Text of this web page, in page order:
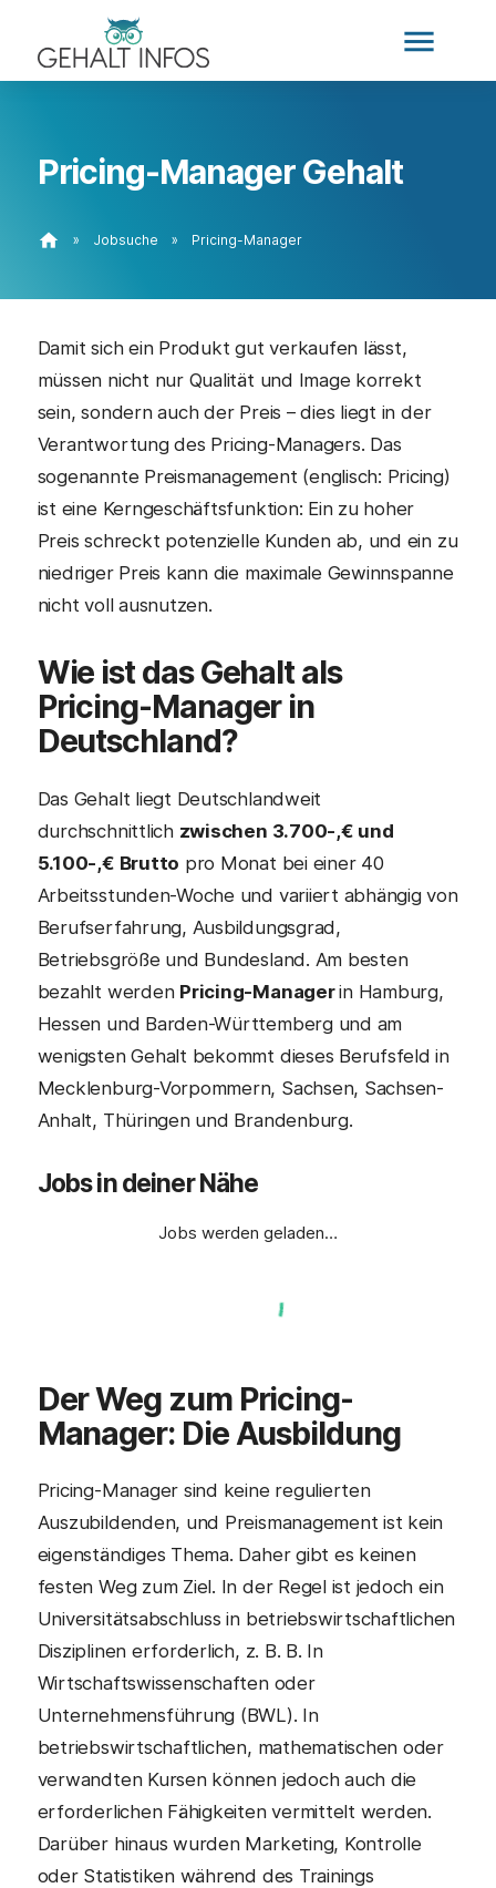
menu
Pricing-Manager Gehalt
home » Jobsuche » Pricing-Manager
Damit sich ein Produkt gut verkaufen lässt,
müssen nicht nur Qualität und Image korrekt
sein, sondern auch der Preis – dies liegt in der
Verantwortung des Pricing-Managers. Das
sogenannte Preismanagement (englisch: Pricing)
ist eine Kerngeschäftsfunktion: Ein zu hoher
Preis schreckt potenzielle Kunden ab, und ein zu
niedriger Preis kann die maximale Gewinnspanne
nicht voll ausnutzen.
Wie ist das Gehalt als
Pricing-Manager in
Deutschland?
Das Gehalt liegt Deutschlandweit
durchschnittlich zwischen 3.700-,€ und
5.100-,€ Brutto pro Monat bei einer 40
Arbeitsstunden-Woche und variiert abhängig von
Berufserfahrung, Ausbildungsgrad,
Betriebsgröße und Bundesland. Am besten
bezahlt werden Pricing-Managerin Hamburg,
Hessen und Barden-Württemberg und am
wenigsten Gehalt bekommt dieses Berufsfeld in
Mecklenburg-Vorpommern, Sachsen, Sachsen-
Anhalt, Thüringen und Brandenburg.
Jobs in deiner Nähe
Jobs werden geladen…
Der Weg zum Pricing-
Manager: Die Ausbildung
Pricing-Manager sind keine regulierten
Auszubildenden, und Preismanagement ist kein
eigenständiges Thema. Daher gibt es keinen
festen Weg zum Ziel. In der Regel ist jedoch ein
Universitätsabschluss in betriebswirtschaftlichen
Disziplinen erforderlich, z. B. B. In
Wirtschaftswissenschaften oder
Unternehmensführung (BWL). In
betriebswirtschaftlichen, mathematischen oder
verwandten Kursen können jedoch auch die
erforderlichen Fähigkeiten vermittelt werden.
Darüber hinaus wurden Marketing, Kontrolle
oder Statistiken während des Trainings